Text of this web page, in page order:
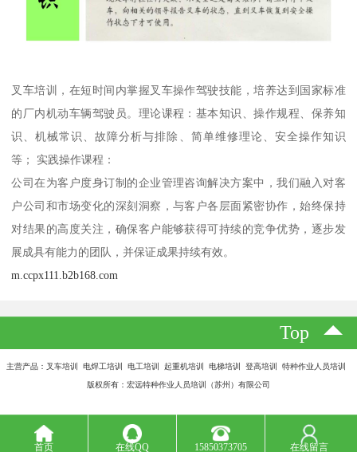
叉车培训，在短时间内掌握叉车操作驾驶技能，培养达到国家标准
的厂内机动车辆驾驶员。理论课程：基本知识、操作规程、保养知
识、机械常识、故障分析与排除、简单维修理论、安全操作知识
等； 实践操作课程：
公司在为客户度身订制的企业管理咨询解决方案中，我们融入对客
户公司和市场变化的深刻洞察，与客户各层面紧密协作，始终保持
对结果的高度关注，确保客户能够获得可持续的竞争优势，逐步发
展成具有能力的团队，并保证成果持续有效。
m.ccpx111.b2b168.com
Top
主营产品：叉车培训 电焊工培训 电工培训 起重机培训 电梯培训 登高培训 特种作业人员培训
版权所有：宏远特种作业人员培训（苏州）有限公司
首页 在线QQ 15850373705 在线留言